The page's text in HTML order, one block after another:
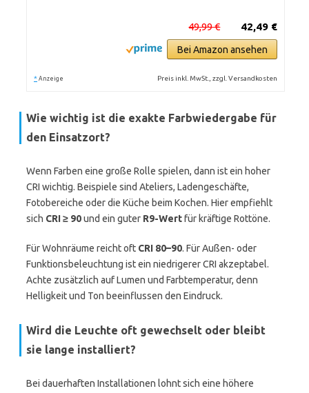
42,49 €
49,99 €
Bei Amazon ansehen
* Anzeige Preis inkl. MwSt., zzgl. Versandkosten
Wie wichtig ist die exakte Farbwiedergabe für
den Einsatzort?
Wenn Farben eine große Rolle spielen, dann ist ein hoher
CRI wichtig. Beispiele sind Ateliers, Ladengeschäfte,
Fotobereiche oder die Küche beim Kochen. Hier empfiehlt
sich CRI ≥ 90und ein guter R9-Wertfür kräftige Rottöne.
Für Wohnräume reicht oft CRI 80–90. Für Außen- oder
Funktionsbeleuchtung ist ein niedrigerer CRI akzeptabel.
Achte zusätzlich auf Lumen und Farbtemperatur, denn
Helligkeit und Ton beeinflussen den Eindruck.
Wird die Leuchte oft gewechselt oder bleibt
sie lange installiert?
Bei dauerhaften Installationen lohnt sich eine höhere